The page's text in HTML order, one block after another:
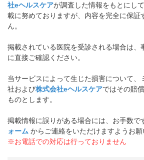
社eヘルスケアが調査した情報をもとにし
載に努めておりますが、内容を完全に保証
ん。
掲載されている医院を受診される場合は、
に直接ご確認ください。
当サービスによって生じた損害について、
社および株式会社eヘルスケアではその賠
ものとします。
掲載情報に誤りがある場合には、お手数で
ォーム からご連絡をいただけますようお願
※お電話での対応は行っておりません